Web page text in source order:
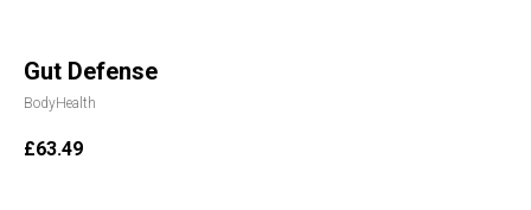
Gut Defense
BodyHealth
£63.49